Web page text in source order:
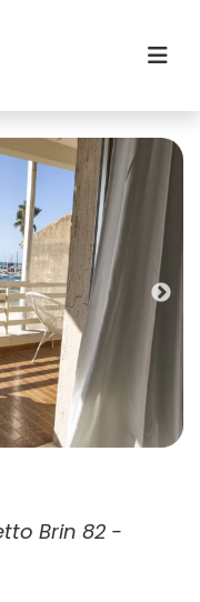
Brin 82 -